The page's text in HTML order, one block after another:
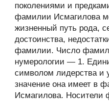
поколениями и
фамилии Исмагилова
жизненный путь рода,
достоинства,
фамилии. Число
нумерологии — 1.
символом лидерства и
значение она имеет в
Исмагилова.